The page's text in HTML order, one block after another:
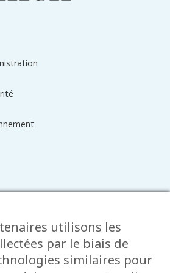
utilisons les
par le biais de
similaires pour